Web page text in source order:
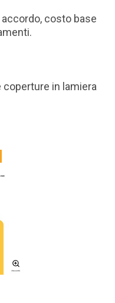
costo base
in lamiera